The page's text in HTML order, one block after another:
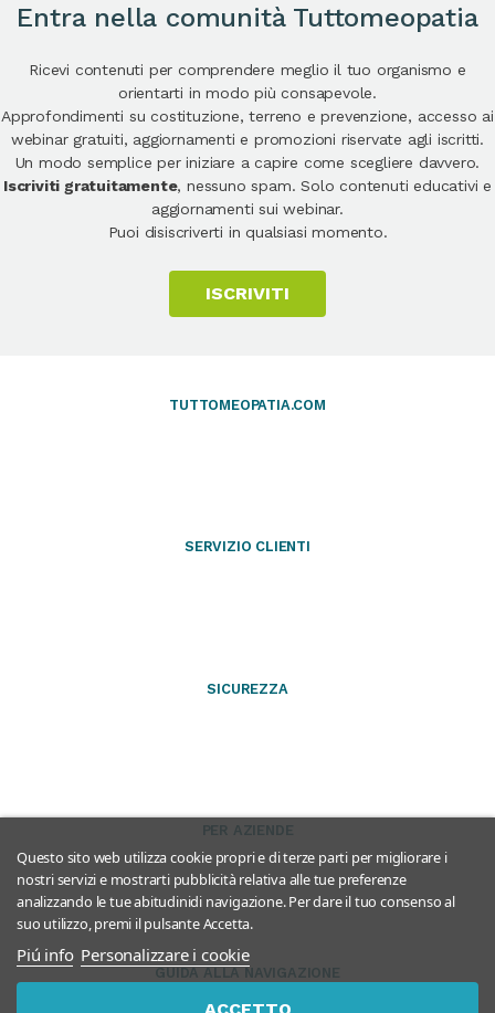
Entra nella comunità Tuttomeopatia
Ricevi contenuti per comprendere meglio il tuo organismo e
orientarti in modo più consapevole.
Approfondimenti su costituzione, terreno e prevenzione, accesso ai
webinar gratuiti, aggiornamenti e promozioni riservate agli iscritti.
Un modo semplice per iniziare a capire come scegliere davvero.
Iscriviti gratuitamente, nessuno spam. Solo contenuti educativi e
aggiornamenti sui webinar.
Puoi disiscriverti in qualsiasi momento.
ISCRIVITI
TUTTOMEOPATIA.COM
SERVIZIO CLIENTI
SICUREZZA
PER AZIENDE
GUIDA ALLA NAVIGAZIONE
Questo sito web utilizza cookie propri e di terze parti per migliorare i
nostri servizi e mostrarti pubblicità relativa alle tue preferenze
analizzando le tue abitudinidi navigazione. Per dare il tuo consenso al
suo utilizzo, premi il pulsante Accetta.
Piú info Personalizzare i cookie